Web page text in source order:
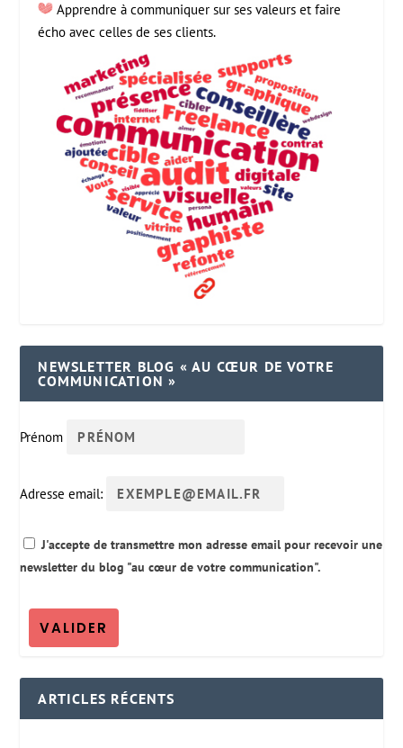
Apprendre à communiquer sur ses valeurs et faire
écho avec celles de ses clients.
NEWSLETTER BLOG « AU CŒUR DE VOTRE
COMMUNICATION »
Prénom
Adresse email:
J'accepte de transmettre mon adresse email pour recevoir une
newsletter du blog "au cœur de votre communication".
ARTICLES RÉCENTS